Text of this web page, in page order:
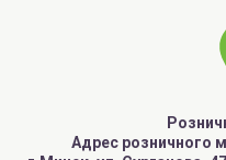
Адрес розничного